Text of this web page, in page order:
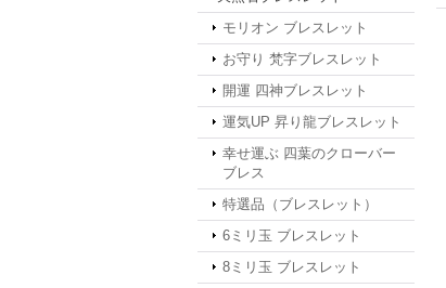
モリオン ブレスレット
お守り 梵字ブレスレット
開運 四神ブレスレット
運気UP 昇り龍ブレスレット
幸せ運ぶ 四葉のクローバー
ブレス
特選品（ブレスレット）
6ミリ玉 ブレスレット
8ミリ玉 ブレスレット